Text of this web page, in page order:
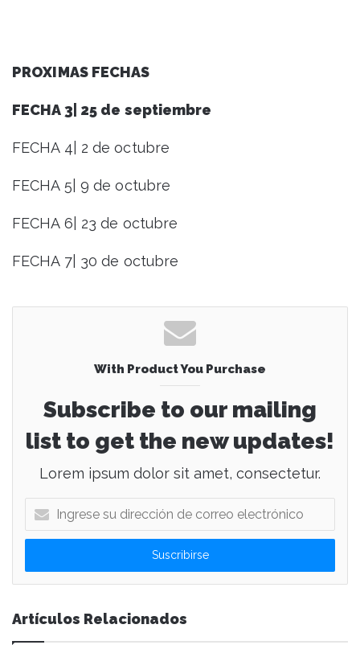
PROXIMAS FECHAS
FECHA 3| 25 de septiembre
FECHA 4| 2 de octubre
FECHA 5| 9 de octubre
FECHA 6| 23 de octubre
FECHA 7| 30 de octubre
With Product You Purchase
Subscribe to our mailing
list to get the new updates!
Lorem ipsum dolor sit amet, consectetur.
g
e
s
u
Artículos Relacionados